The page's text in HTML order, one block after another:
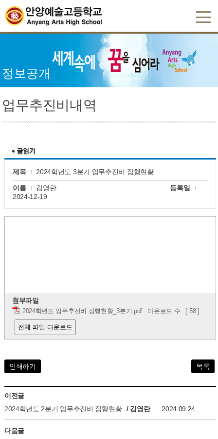
정보공개
업무추진비내역
제목 2024학년도 3분기 업무추진비 집행현황
이름 김영란
등록일
2024-12-19
첨부파일
2024학년도 업무추진비 집행현황_3분기.pdf 다운로드 수 : [ 58 ]
전체 파일 다운로드
인쇄하기 목록
이전글
2024학년도 2분기 업무추진비 집행현황
/ 김영란 2024.09.24
다음글